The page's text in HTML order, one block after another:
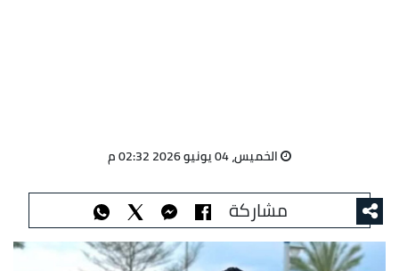
الخميس، 04 يونيو 2026 02:32 م
مشاركة